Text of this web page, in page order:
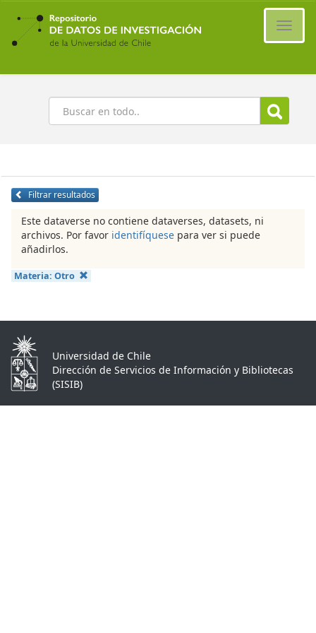
Ir
contenido
principal
Buscar
Filtrar resultados
Este dataverse no contiene dataverses, datasets, ni
archivos. Por favor identifíquese para ver si puede
añadirlos.
Materia: Otro
Universidad de Chile
Dirección de Servicios de Información y Bibliotecas
(SISIB)